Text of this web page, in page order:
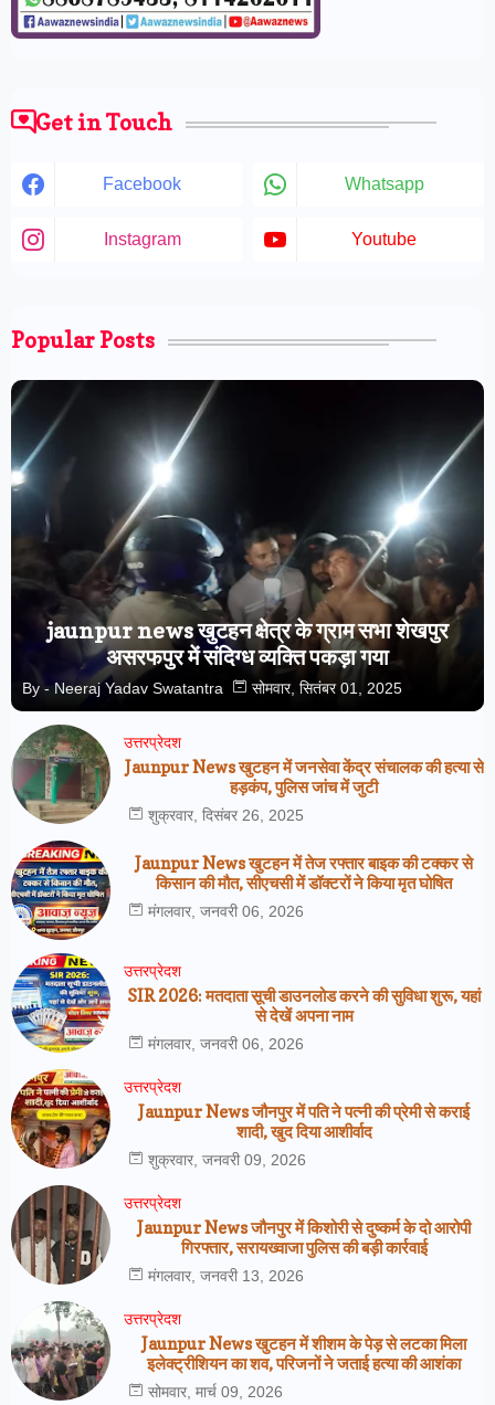
Get in Touch
Facebook Whatsapp
Instagram Youtube
Popular Posts
jaunpur news खुटहन क्षेत्र के ग्राम सभा शेखपुर
असरफपुर में संदिग्ध व्यक्ति पकड़ा गया
By - Neeraj Yadav Swatantra सोमवार, सितंबर 01, 2025
उत्तरप्रेदश
Jaunpur News खुटहन में जनसेवा केंद्र संचालक की हत्या से
हड़कंप, पुलिस जांच में जुटी
शुक्रवार, दिसंबर 26, 2025
Jaunpur News खुटहन में तेज रफ्तार बाइक की टक्कर से
किसान की मौत, सीएचसी में डॉक्टरों ने किया मृत घोषित
मंगलवार, जनवरी 06, 2026
उत्तरप्रेदश
SIR 2026: मतदाता सूची डाउनलोड करने की सुविधा शुरू, यहां
से देखें अपना नाम
मंगलवार, जनवरी 06, 2026
उत्तरप्रेदश
Jaunpur News जौनपुर में पति ने पत्नी की प्रेमी से कराई
शादी, खुद दिया आशीर्वाद
शुक्रवार, जनवरी 09, 2026
उत्तरप्रेदश
Jaunpur News जौनपुर में किशोरी से दुष्कर्म के दो आरोपी
गिरफ्तार, सरायख्वाजा पुलिस की बड़ी कार्रवाई
मंगलवार, जनवरी 13, 2026
उत्तरप्रेदश
Jaunpur News खुटहन में शीशम के पेड़ से लटका मिला
इलेक्ट्रीशियन का शव, परिजनों ने जताई हत्या की आशंका
सोमवार, मार्च 09, 2026